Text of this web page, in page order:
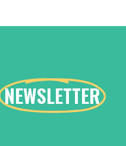
NEWSLETTER